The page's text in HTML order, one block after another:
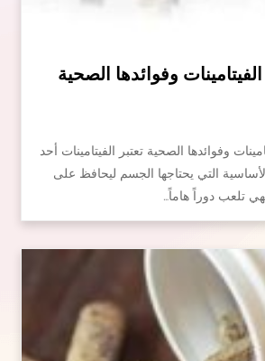
وفوائدها الصحية
وفوائدها الصحية تعتبر الفيتامينات أحد
الأساسية التي يحتاجها الجسم ليحافظ على
تلعب دوراً هاماً…